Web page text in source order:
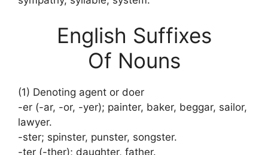
English Suffixes
Of Nouns
(1) Denoting agent or doer
-er (-ar, -or, -yer); painter, baker, beggar, sailor,
lawyer.
-ster; spinster, punster, songster.
-ter (-ther); daughter, father.